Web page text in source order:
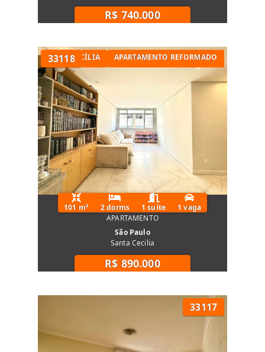
R$ 740.000
33118
NA SANTA CECÍLIA APARTAMENTO REFORMADO
101 m² 2 dorms 1 suíte
1 vaga
APARTAMENTO
São Paulo
Santa Cecilia
R$ 890.000
33117